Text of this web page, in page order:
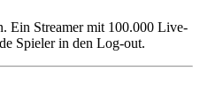
Ein Streamer mit 100.000 Live-
Spieler in den Log-out.